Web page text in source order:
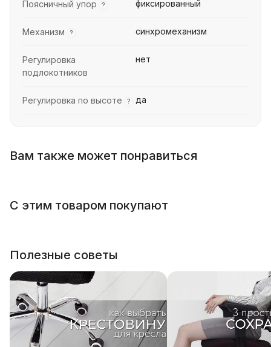
Поясничный упор ? фиксированный
Механизм ? синхромеханизм
Регулировка
подлокотников
нет
Регулировка по высоте ? да
Вам также может понравиться
С этим товаром покупают
Полезные советы